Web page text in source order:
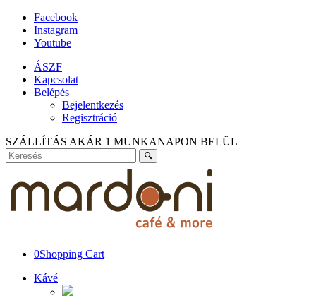
Facebook
Instagram
Youtube
ÁSZF
Kapcsolat
Belépés
Bejelentkezés
Regisztráció
SZÁLLÍTÁS AKÁR 1 MUNKANAPON BELÜL
0Shopping Cart
Kávé